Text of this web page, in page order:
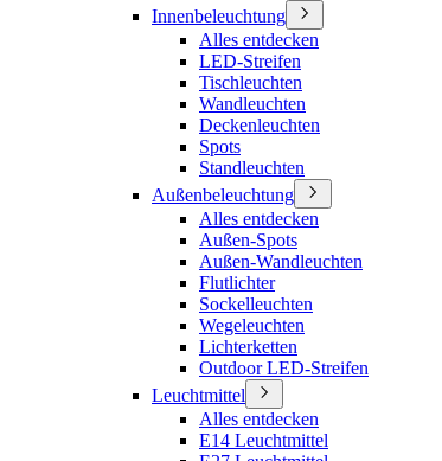
Innenbeleuchtung
Alles entdecken
LED-Streifen
Tischleuchten
Wandleuchten
Deckenleuchten
Spots
Standleuchten
Außenbeleuchtung
Alles entdecken
Außen-Spots
Außen-Wandleuchten
Flutlichter
Sockelleuchten
Wegeleuchten
Lichterketten
Outdoor LED-Streifen
Leuchtmittel
Alles entdecken
E14 Leuchtmittel